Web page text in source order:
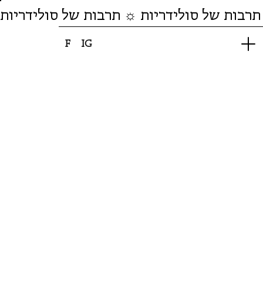
F IG
של סולידריות ☼ תרבות של סולידריות